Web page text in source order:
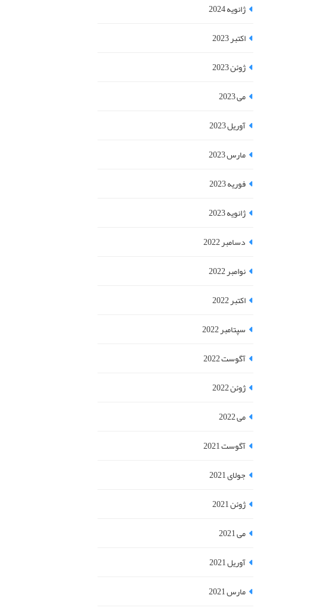
ژانویه 2024
اکتبر 2023
ژوئن 2023
می 2023
آوریل 2023
مارس 2023
فوریه 2023
ژانویه 2023
دسامبر 2022
نوامبر 2022
اکتبر 2022
سپتامبر 2022
آگوست 2022
ژوئن 2022
می 2022
آگوست 2021
جولای 2021
ژوئن 2021
می 2021
آوریل 2021
مارس 2021